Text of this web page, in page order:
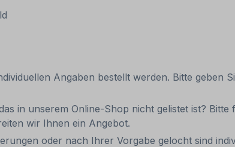
Angaben bestellt werden. Bitte
in unserem Online-Shop nicht gelistet ist?
wir Ihnen ein Angebot.
oder nach Ihrer Vorgabe gelocht sind